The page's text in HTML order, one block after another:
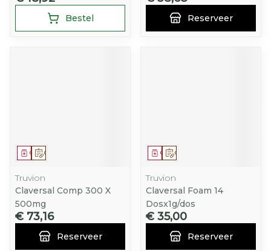
Bestel Reserveer
Op voorschrift
Geneesmiddel
Truvion
Claversal Comp 300 X
500mg
€ 73,16
Reserveer
Op voorschrift
Geneesmiddel
Truvion
Claversal Foam 14
Dosx1g/dos
€ 35,00
Reserveer